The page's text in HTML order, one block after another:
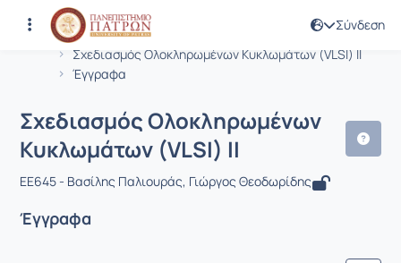
Σύνδεση
Αρχική Σελίδα
Σχεδιασμός Ολοκληρωμένων Κυκλωμάτων (VLSI) ΙΙ
Έγγραφα
Μάθημα : Σχεδιασμός
Κωδικός : EE645
Σχεδιασμός Ολοκληρωμένων
Κυκλωμάτων (VLSI) ΙΙ
EE645 - Βασίλης Παλιουράς, Γιώργος Θεοδωρίδης
Έγγραφα